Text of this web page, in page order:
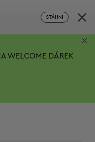
STÁHNI ×
WELCOME DÁREK
×